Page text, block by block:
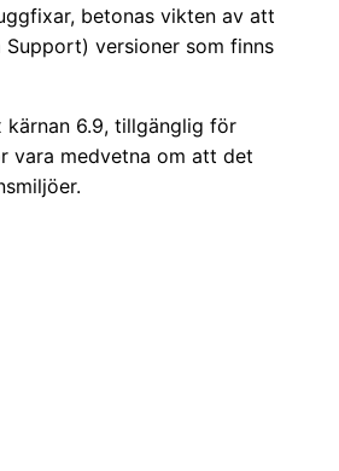
betonas vikten av att
versioner som finns
kärnan 6.9, tillgänglig för
vara medvetna om att det